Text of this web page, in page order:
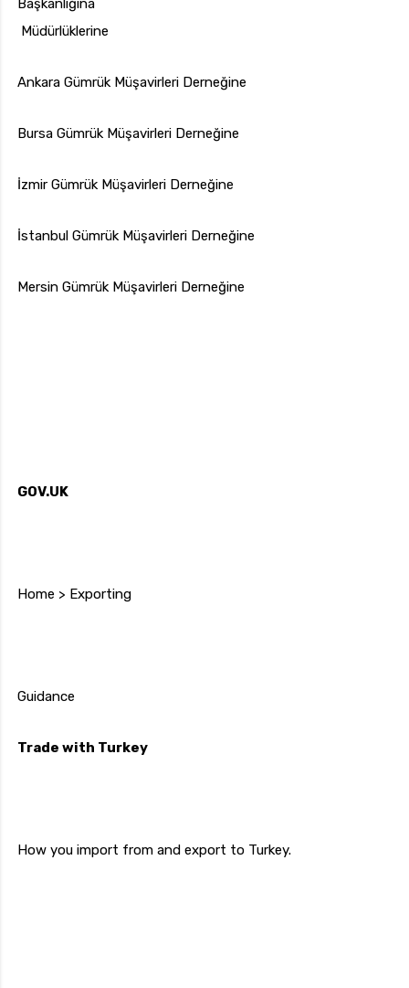
Başkanlığına
Müdürlüklerine
Ankara Gümrük Müşavirleri Derneğine
Bursa Gümrük Müşavirleri Derneğine
İzmir Gümrük Müşavirleri Derneğine
İstanbul Gümrük Müşavirleri Derneğine
Mersin Gümrük Müşavirleri Derneğine
GOV.UK
Home > Exporting
Guidance
Trade with Turkey
How you import from and export to Turkey.